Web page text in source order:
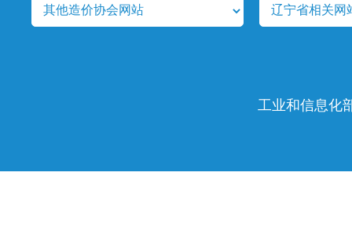
工业和信息化